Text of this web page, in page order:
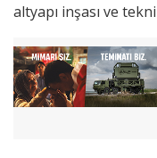
altyapı inşası ve